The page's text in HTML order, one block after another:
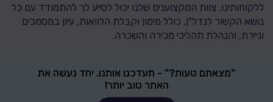
ללקוחותינו. צוות המקצוענים שלנו יכול לסייע לך להתמודד עם כל
נושא הקשור לנדל"ן, כולל מימון וקבלת הלוואות, עיון במסמכים
וניירת, והנהלת תהליכי מכירה והשכרה.
"מצאתם טעות?" - תעדכנו אותנו. יחד נעשה את
האתר טוב יותר!